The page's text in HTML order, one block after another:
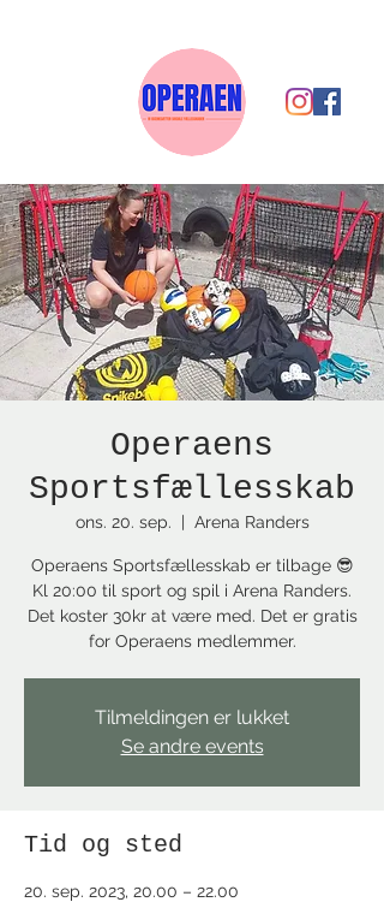
Operaens
Sportsfællesskab
ons. 20. sep.
  |
Arena Randers
Operaens Sportsfællesskab er tilbage 😎
Kl 20:00 til sport og spil i Arena Randers.
Det koster 30kr at være med. Det er gratis
for Operaens medlemmer.
Tilmeldingen er lukket
Se andre events
Tid og sted
20. sep. 2023, 20.00 – 22.00